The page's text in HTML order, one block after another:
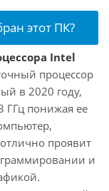
этот ПК?
Intel
процессор
в 2020 году,
ГГц понижая ее
проявит
и